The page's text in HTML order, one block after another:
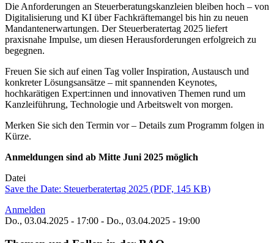
Die Anforderungen an Steuerberatungskanzleien bleiben hoch – von
Digitalisierung und KI über Fachkräftemangel bis hin zu neuen
Mandantenerwartungen. Der Steuerberatertag 2025 liefert
praxisnahe Impulse, um diesen Herausforderungen erfolgreich zu
begegnen.
Freuen Sie sich auf einen Tag voller Inspiration, Austausch und
konkreter Lösungsansätze – mit spannenden Keynotes,
hochkarätigen Expert:innen und innovativen Themen rund um
Kanzleiführung, Technologie und Arbeitswelt von morgen.
Merken Sie sich den Termin vor – Details zum Programm folgen in
Kürze.
Anmeldungen sind ab Mitte Juni 2025 möglich
Datei
Save the Date: Steuerberatertag 2025 (PDF, 145 KB)
Anmelden
Do., 03.04.2025 - 17:00 - Do., 03.04.2025 - 19:00